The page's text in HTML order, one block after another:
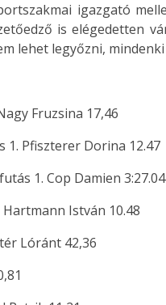
igazgató
is elégedetten
lehet legyőzni,
Fruzsina 17,46
1. Pfiszterer Dorina 12.47
1. Cop Damien 3:27.04
István 10.48
Lóránt 42,36